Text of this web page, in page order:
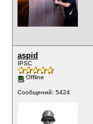
aspid
IPSC
Offline
Сообщений: 5424